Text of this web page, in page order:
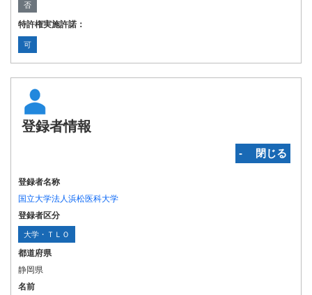
否
特許権実施許諾：
可
登録者情報
‐ 閉じる
登録者名称
国立大学法人浜松医科大学
登録者区分
大学・ＴＬＯ
都道府県
静岡県
名前